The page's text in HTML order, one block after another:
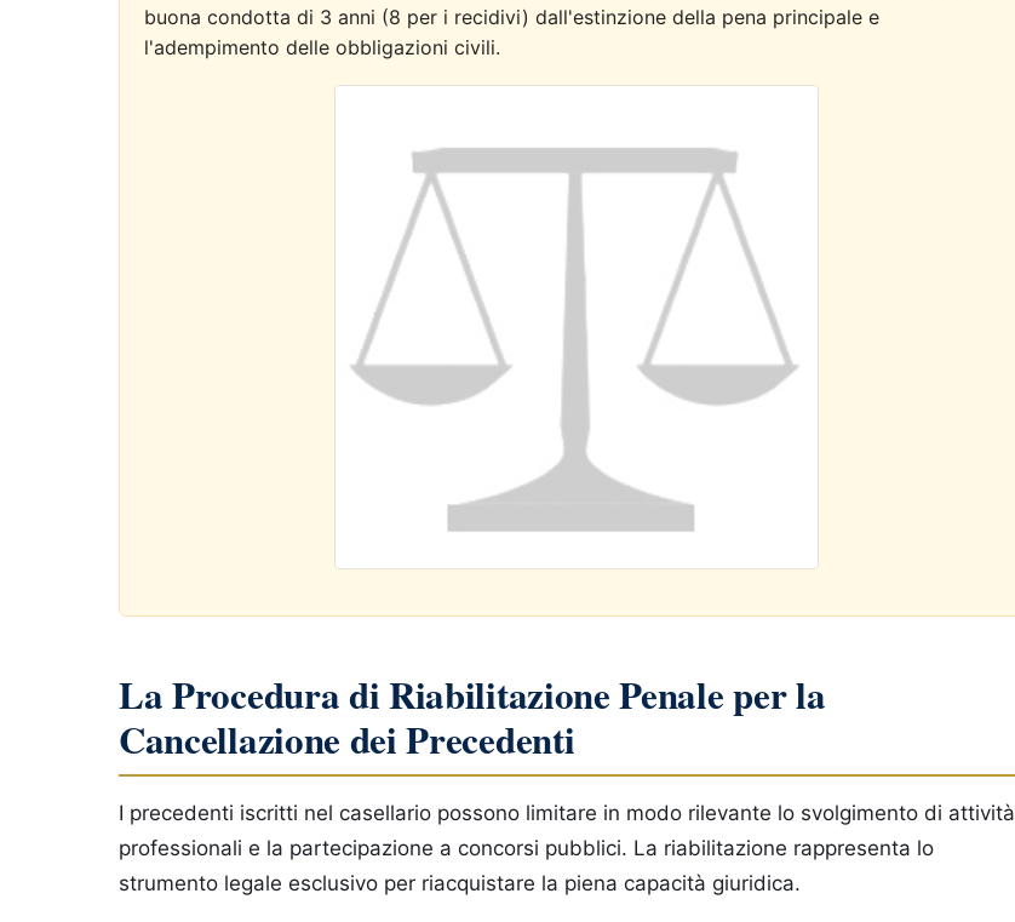
buona condotta di 3 anni (8 per i recidivi) dall'estinzione della pena principale e
l'adempimento delle obbligazioni civili.
La Procedura di Riabilitazione Penale per la
Cancellazione dei Precedenti
I precedenti iscritti nel casellario possono limitare in modo rilevante lo svolgimento di attività
professionali e la partecipazione a concorsi pubblici. La riabilitazione rappresenta lo
strumento legale esclusivo per riacquistare la piena capacità giuridica.